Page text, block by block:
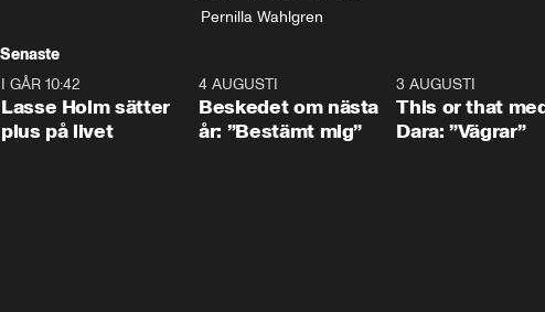
Pernilla Wahlgren
Senaste
1:04
I GÅR 10:42
Lasse Holm sätter
plus på livet
0:24
4 AUGUSTI
Beskedet om nästa
år: ”Bestämt mig”
3 AUGUSTI
This or that
Dara: ”Vägrar”